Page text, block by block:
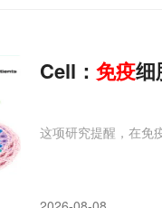
Cell： 免疫细
这项研究提醒，在免